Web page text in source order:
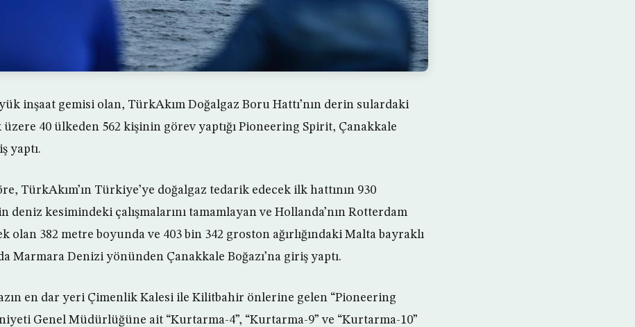
inşaat gemisi olan, TürkAkım Doğalgaz Boru Hattı’nın derin sulardaki
üzere 40 ülkeden 562 kişinin görev yaptığı Pioneering Spirit, Çanakkale
yaptı.
TürkAkım’ın Türkiye’ye doğalgaz tedarik edecek ilk hattının 930
kesimindeki çalışmalarını tamamlayan ve Hollanda’nın Rotterdam
olan 382 metre boyunda ve 403 bin 342 groston ağırlığındaki Malta bayraklı
Marmara Denizi yönünden Çanakkale Boğazı’na giriş yaptı.
en dar yeri Çimenlik Kalesi ile Kilitbahir önlerine gelen “Pioneering
Genel Müdürlüğüne ait “Kurtarma-4”, “Kurtarma-9” ve “Kurtarma-10”